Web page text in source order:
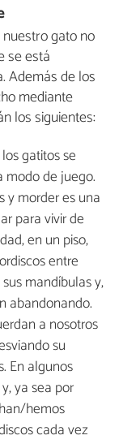
gato no
se está
Además de los
mediante
los siguientes:
gatitos se
modo de juego.
y morder es una
para vivir de
en un piso,
entre
mandíbulas y,
abandonando.
a nosotros
su
En algunos
ya sea por
hemos
cada vez